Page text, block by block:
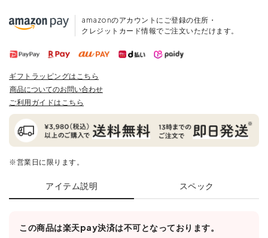
amazonのアカウントにご登録の住所・
クレジットカード情報でご注文いただけます。
ギフトラッピングはこちら
商品についてのお問い合わせ
ご利用ガイドはこちら
※営業日に限ります。
アイテム説明 スペック
この商品は楽天pay決済は不可となっております。